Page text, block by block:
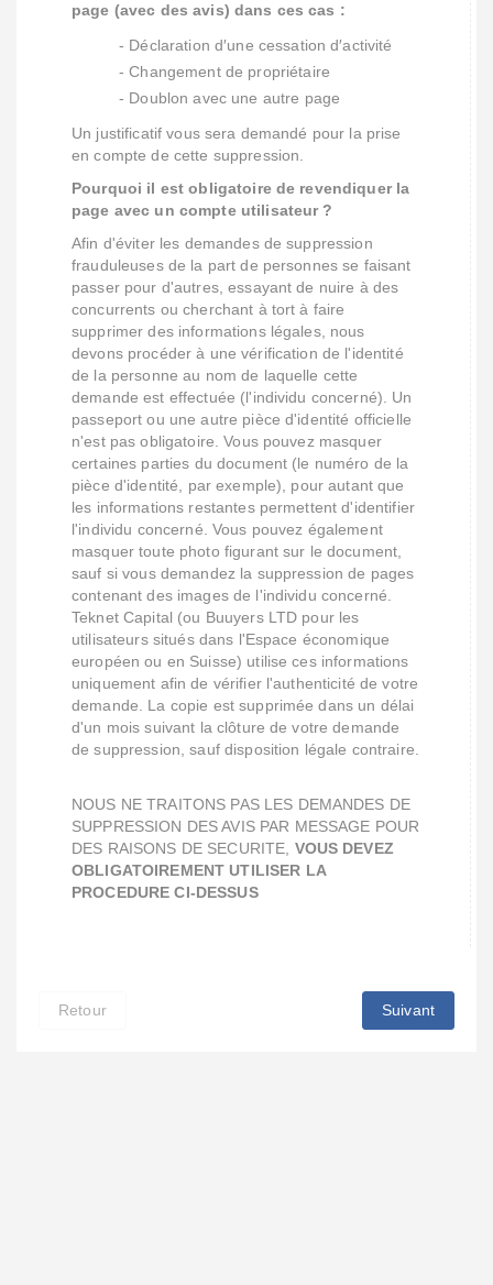
page (avec des avis) dans ces cas :
- Déclaration d′une cessation d′activité
- Changement de propriétaire
- Doublon avec une autre page
Un justificatif vous sera demandé pour la prise
en compte de cette suppression.
Pourquoi il est obligatoire de revendiquer la
page avec un compte utilisateur ?
Afin d'éviter les demandes de suppression
frauduleuses de la part de personnes se faisant
passer pour d'autres, essayant de nuire à des
concurrents ou cherchant à tort à faire
supprimer des informations légales, nous
devons procéder à une vérification de l'identité
de la personne au nom de laquelle cette
demande est effectuée (l'individu concerné). Un
passeport ou une autre pièce d'identité officielle
n'est pas obligatoire. Vous pouvez masquer
certaines parties du document (le numéro de la
pièce d'identité, par exemple), pour autant que
les informations restantes permettent d'identifier
l'individu concerné. Vous pouvez également
masquer toute photo figurant sur le document,
sauf si vous demandez la suppression de pages
contenant des images de l'individu concerné.
Teknet Capital (ou Buuyers LTD pour les
utilisateurs situés dans l'Espace économique
européen ou en Suisse) utilise ces informations
uniquement afin de vérifier l'authenticité de votre
demande. La copie est supprimée dans un délai
d'un mois suivant la clôture de votre demande
de suppression, sauf disposition légale contraire.
NOUS NE TRAITONS PAS LES DEMANDES DE
SUPPRESSION DES AVIS PAR MESSAGE POUR
DES RAISONS DE SECURITE, VOUS DEVEZ
OBLIGATOIREMENT UTILISER LA
PROCEDURE CI-DESSUS
Suivant
Retour